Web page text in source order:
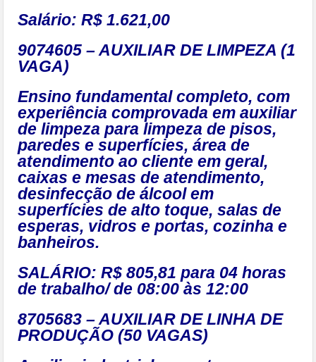
Salário: R$ 1.621,00
9074605 – AUXILIAR DE LIMPEZA (1
VAGA)
Ensino fundamental completo, com
experiência comprovada em auxiliar
de limpeza para limpeza de pisos,
paredes e superfícies, área de
atendimento ao cliente em geral,
caixas e mesas de atendimento,
desinfecção de álcool em
superfícies de alto toque, salas de
esperas, vidros e portas, cozinha e
banheiros.
SALÁRIO: R$ 805,81 para 04 horas
de trabalho/ de 08:00 às 12:00
8705683 – AUXILIAR DE LINHA DE
PRODUÇÃO (50 VAGAS)